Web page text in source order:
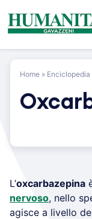
content
Home » Enciclopedia
L’oxcarbazepina
nervoso, nello
agisce a livello